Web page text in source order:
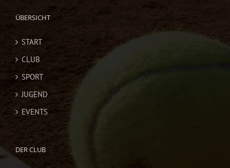
ÜBERSICHT
START
CLUB
SPORT
JUGEND
EVENTS
DER CLUB